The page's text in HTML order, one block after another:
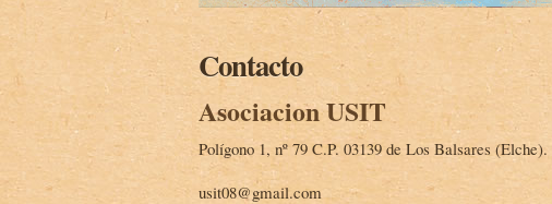
Contacto
Asociacion USIT
Polígono 1, nº 79 C.P. 03139 de Los Balsares (Elche).
usit08@gmail.com